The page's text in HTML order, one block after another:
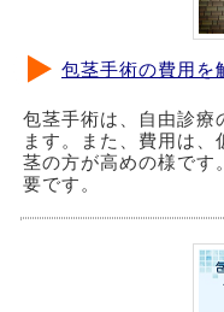
包茎手術の費用を
包茎手術は、自由診療
ます。また、費用は
茎の方が高めの様です
要です。